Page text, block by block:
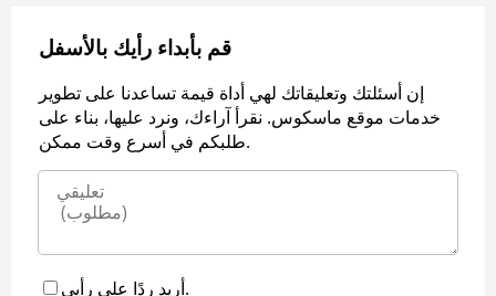
قم بأبداء رأيك بالأسفل
إن أسئلتك وتعليقاتك لهي أداة قيمة تساعدنا على تطوير
خدمات موقع ماسكوس. نقرأ آراءك، ونرد عليها، بناء على
طلبكم في أسرع وقت ممكن.
أريد ردًا على رأيي.